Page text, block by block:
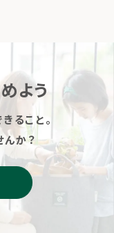
立てを賜り、心
、ローカルフー
よう
ること。
か？